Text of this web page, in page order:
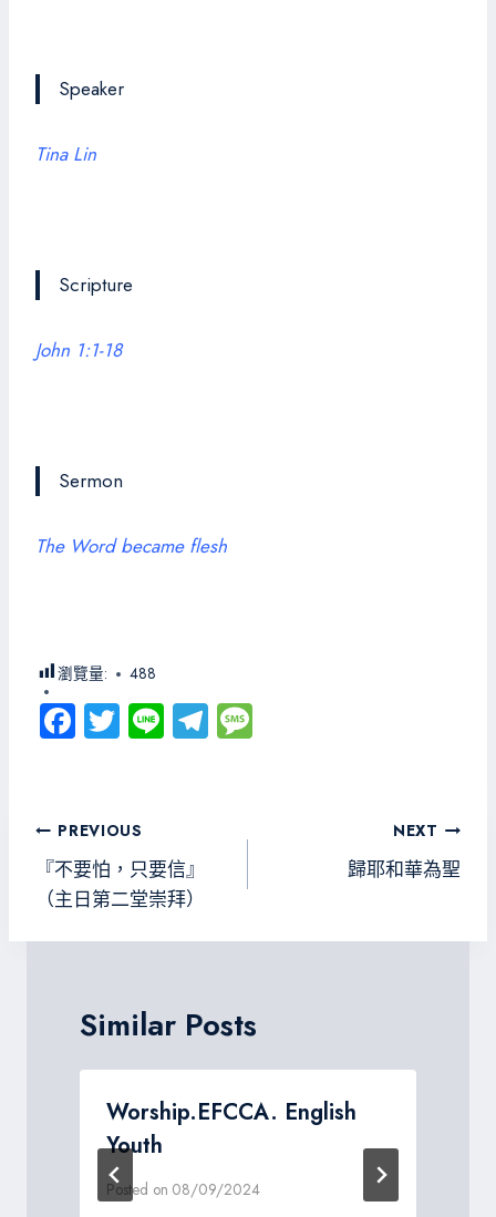
Speaker
Tina Lin
Scripture
John 1:1-18
Sermon
The Word became flesh
瀏覽量: 488
Fa
ce
o
ok
T
wi
er
Li
ne
Te
le
文
章
導
覽
PREVIOUS
『不要怕，只要信』
（主日第二堂崇拜）
NEXT
歸耶和華為聖
Similar Posts
Worship.EFCCA. English
Youth
Posted on 08/09/2024